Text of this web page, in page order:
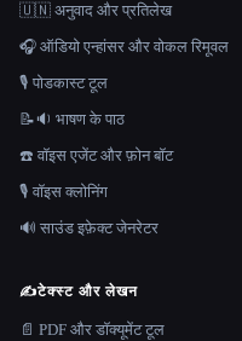
🇺🇳 अनुवाद और प्रतिलेख
🎧 ऑडियो एन्हांसर और वोकल रिमूवल
🎙️ पोडकास्ट टूल
📝🔉 भाषण के पाठ
☎️ वॉइस एजेंट और फ़ोन बॉट
🎙️ वॉइस क्लोनिंग
🔊 साउंड इफ़ेक्ट जेनरेटर
✍️टेक्स्ट और लेखन
📄 PDF और डॉक्यूमेंट टूल